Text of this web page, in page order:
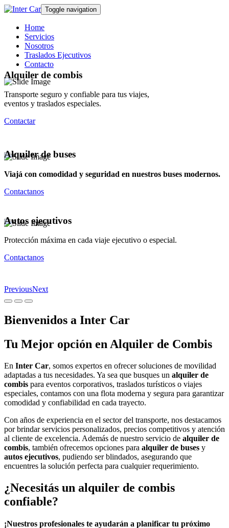
Toggle navigation
Home
Servicios
Nosotros
Traslados Ejecutivos
Contacto
Alquiler de combis
Transporte seguro y confiable para tus viajes,
eventos y traslados especiales.
Contactar
Alquiler de buses
Viajá con comodidad y seguridad en nuestros buses modernos.
Contactanos
Autos ejecutivos
Protección máxima en cada viaje ejecutivo o especial.
Contactanos
PreviousNext
Bienvenidos a Inter Car
Tu Mejor opción en Alquiler de Combis
En Inter Car, somos expertos en ofrecer soluciones de movilidad
adaptadas a tus necesidades. Ya sea que busques un alquiler de
combis para eventos corporativos, traslados turísticos o viajes
especiales, contamos con una flota moderna y segura para garantizar
comodidad y confiabilidad en cada trayecto.
Con años de experiencia en el sector del transporte, nos destacamos
por brindar servicios personalizados, precios competitivos y atención
al cliente de excelencia. Además de nuestro servicio de alquiler de
combis, también ofrecemos opciones para alquiler de buses y
autos ejecutivos, pudiendo ser blindados, asegurando que
encuentres la solución perfecta para cualquier requerimiento.
¿Necesitás un alquiler de combis
confiable?
¡Nuestros profesionales te ayudarán a planificar tu próximo